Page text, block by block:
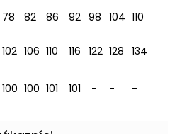
78 82 86 92 98 104 110
102 106 110 116 122 128 134
100 100 101 101 - - -